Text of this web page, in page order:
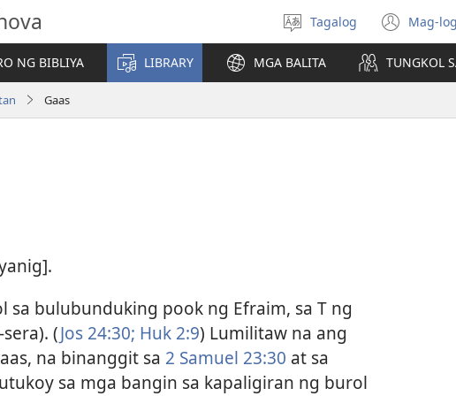
Pumili
ng
wika
Tagalog Mag-(may
na
NG BIBLIYA LIBRARY MGA BALITA TUNGKOL
Gaas
sa bulubunduking pook ng Efraim, sa T ng
(Jos 24:30; Huk 2:9) Lumilitaw na ang
na binanggit sa 2 Samuel 23:30 at sa
sa mga bangin sa kapaligiran ng burol